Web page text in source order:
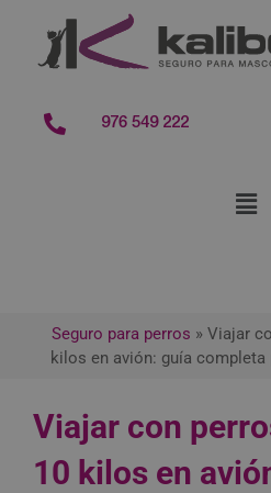
contenido
976 549 222
Seguro para perros » Viajar
kilos en avión: guía completa
Viajar con
10 kilos en